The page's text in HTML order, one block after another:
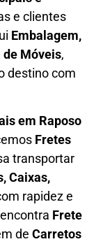
e clientes
Embalagem,
de Móveis,
destino com
em Raposo
Fretes
transportar
Caixas,
rapidez e
Frete
de Carretos